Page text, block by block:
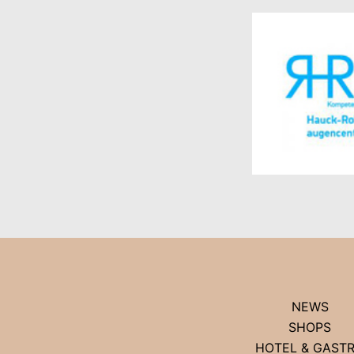
NEWS
SHOPS
HOTEL &